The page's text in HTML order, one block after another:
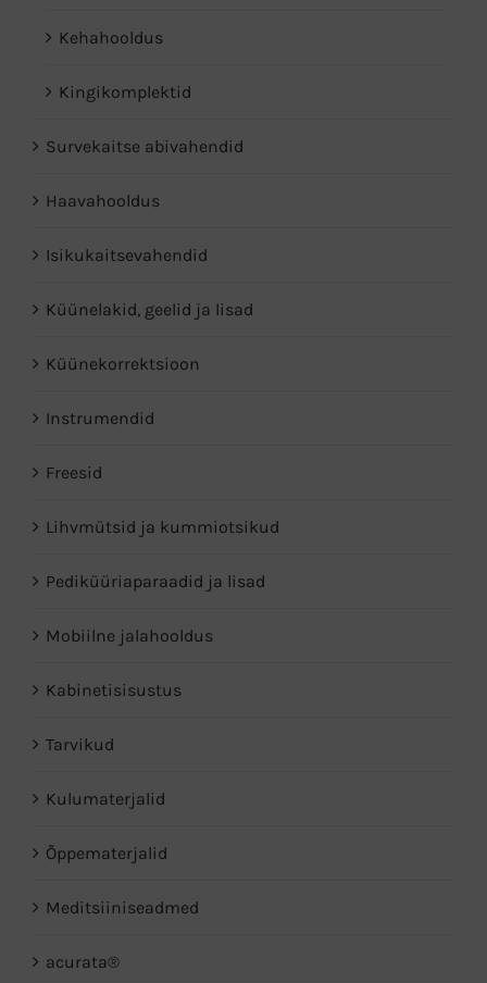
Kehahooldus
Kingikomplektid
Survekaitse abivahendid
Haavahooldus
Isikukaitsevahendid
Küünelakid, geelid ja lisad
Küünekorrektsioon
Instrumendid
Freesid
Lihvmütsid ja kummiotsikud
Pediküüri­aparaadid ja lisad
Mobiilne jalahooldus
Kabinetisisustus
Tarvikud
Kulumaterjalid
Õppematerjalid
Meditsiiniseadmed
acurata®